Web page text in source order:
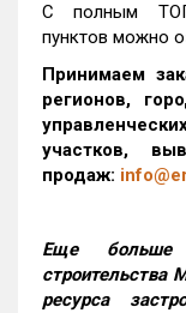
С полным ТОП-
пунктов можно
Принимаем
регионов,
участков,
продаж:
Еще больше
строительства
ресурса